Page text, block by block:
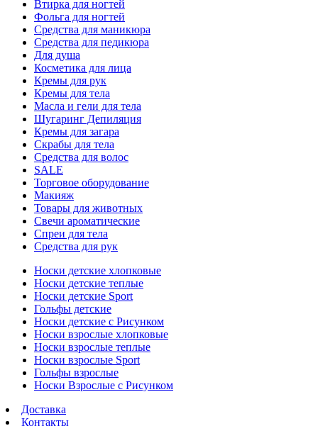
Втирка для ногтей
Фольга для ногтей
Средства для маникюра
Средства для педикюра
Для душа
Косметика для лица
Кремы для рук
Кремы для тела
Масла и гели для тела
Шугаринг Депиляция
Кремы для загара
Скрабы для тела
Средства для волос
SALE
Торговое оборудование
Макияж
Товары для животных
Свечи ароматические
Спреи для тела
Средства для рук
Носки детские хлопковые
Носки детские теплые
Носки детские Sport
Гольфы детские
Носки детские с Рисунком
Носки взрослые хлопковые
Носки взрослые теплые
Носки взрослые Sport
Гольфы взрослые
Носки Взрослые с Рисунком
Доставка
Контакты